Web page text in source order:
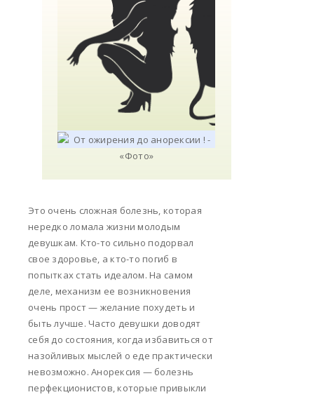
Это очень сложная болезнь, которая
нередко ломала жизни молодым
девушкам. Кто-то сильно подорвал
свое здоровье, а кто-то погиб в
попытках стать идеалом. На самом
деле, механизм ее возникновения
очень прост — желание похудеть и
быть лучше. Часто девушки доводят
себя до состояния, когда избавиться от
назойливых мыслей о еде практически
невозможно. Анорексия — болезнь
перфекционистов, которые привыкли